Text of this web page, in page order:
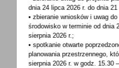
WĘGLA NA
W związku z
przez samorządy, Gmina
zobowiązana...
dnia 24 lipca 2026 r. do dnia
• zbieranie wniosków i uwag
środowisko w terminie od dnia
sierpnia 2026 r.;
• spotkanie otwarte
planowania przestrzennego,
sierpnia 2026 r.w godz. 15.30